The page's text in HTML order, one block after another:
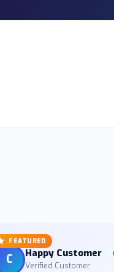
FEATURED
C Happy Customer
Verified Customer